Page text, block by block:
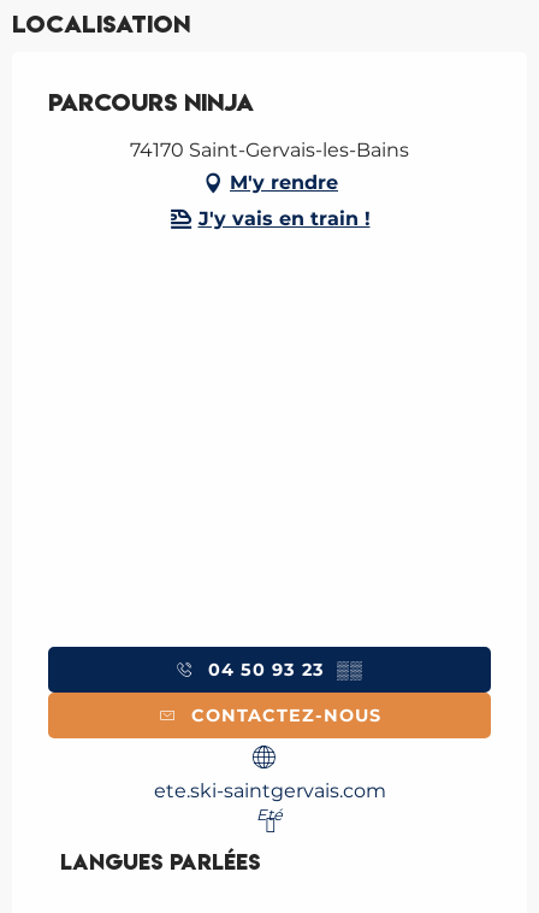
Localisation
Parcours Ninja
74170 Saint-Gervais-les-Bains
M'y rendre
J'y vais en train !
04 50 93 23 ▒▒
CONTACTEZ-NOUS
ete.ski-saintgervais.com
Eté
Langues parlées
Langues parlées